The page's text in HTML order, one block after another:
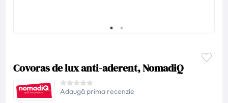
Covoras de lux anti-aderent, NomadiQ
Adaugă prima recenzie